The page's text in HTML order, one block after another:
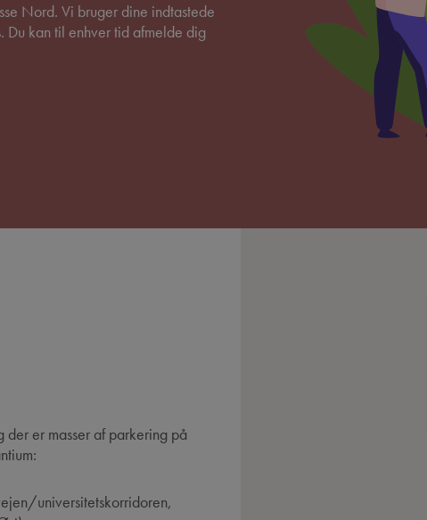
Nord. Vi bruger dine indtastede
Du kan til enhver tid afmelde dig
er masser af parkering på
universitetskorridoren,